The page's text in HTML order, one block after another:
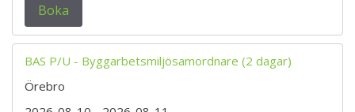
Boka
BAS P/U - Byggarbetsmiljösamordnare (2 dagar)
Örebro